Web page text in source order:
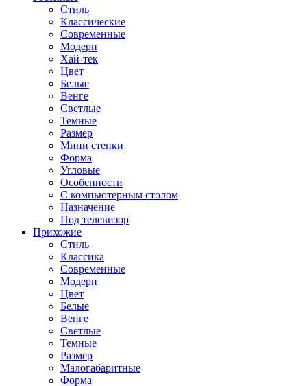
Стиль
Классические
Современные
Модерн
Хай-тек
Цвет
Белые
Венге
Светлые
Темные
Размер
Мини стенки
Форма
Угловые
Особенности
С компьютерным столом
Назначение
Под телевизор
Прихожие
Стиль
Классика
Современные
Модерн
Цвет
Белые
Венге
Светлые
Темные
Размер
Малогабаритные
Форма